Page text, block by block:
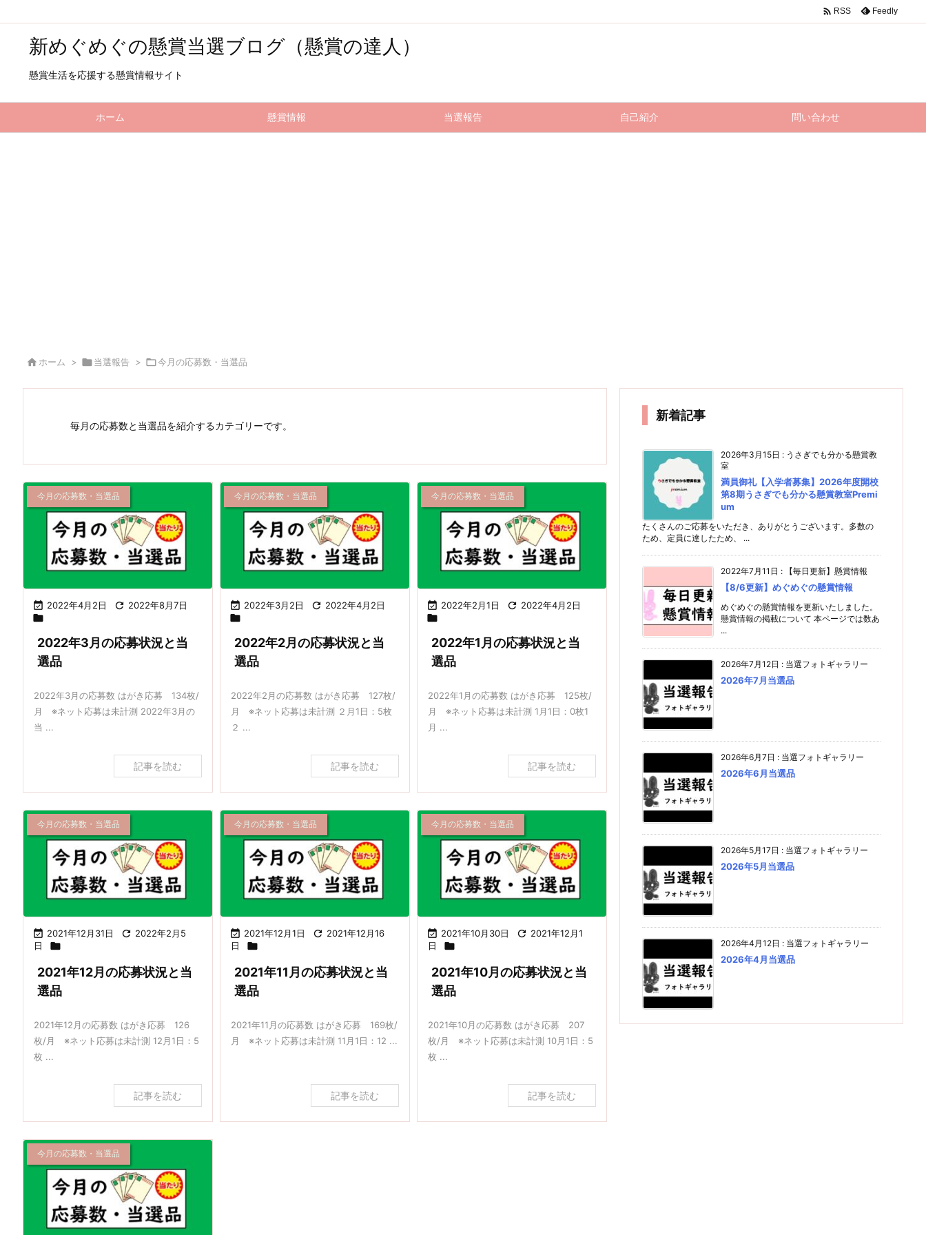
新めぐめぐの懸賞当選ブログ（懸賞の達人）
懸賞生活を応援する懸賞情報サイト
ホーム 懸賞情報 当選報告 自己紹介 問い合わせ
 RSS Feedly
 ホーム > 当選報告 > 今月の応募数・当選品
毎月の応募数と当選品を紹介するカテゴリーです。
 2022年4月2日  2022年8月7日

今月の応募数・当選品
2022年3月の応募状況と当
選品
2022年3月の応募数 はがき応募 134枚/
月 ※ネット応募は未計測 2022年3月の
当 ...
記事を読む
 2022年3月2日  2022年4月2日

今月の応募数・当選品
2022年2月の応募状況と当
選品
2022年2月の応募数 はがき応募 127枚/
月 ※ネット応募は未計測 ２月1日：5枚
２ ...
記事を読む
 2022年2月1日  2022年4月2日

今月の応募数・当選品
2022年1月の応募状況と当
選品
2022年1月の応募数 はがき応募 125枚/
月 ※ネット応募は未計測 1月1日：0枚1
月 ...
記事を読む
 2021年12月31日  2022年2月5
日

今月の応募数・当選品
2021年12月の応募状況と当
選品
2021年12月の応募数 はがき応募 126
枚/月 ※ネット応募は未計測 12月1日：5
枚 ...
記事を読む
 2021年12月1日  2021年12月16
日

今月の応募数・当選品
2021年11月の応募状況と当
選品
2021年11月の応募数 はがき応募 169枚/
月 ※ネット応募は未計測 11月1日：12 ...
記事を読む
 2021年10月30日  2021年12月1
日

今月の応募数・当選品
2021年10月の応募状況と当
選品
2021年10月の応募数 はがき応募 207
枚/月 ※ネット応募は未計測 10月1日：5
枚 ...
記事を読む
今月の応募数・当選品
新着記事
2026年3月15日 : うさぎでも分かる懸賞教
室
満員御礼【入学者募集】2026年度開校
第8期うさぎでも分かる懸賞教室Premi
um
たくさんのご応募をいただき、ありがとうございます。多数の
ため、定員に達したため、 ...
2022年7月11日 : 【毎日更新】懸賞情報
【8/6更新】めぐめぐの懸賞情報
めぐめぐの懸賞情報を更新いたしました。
懸賞情報の掲載について 本ページでは数あ
...
2026年7月12日 : 当選フォトギャラリー
2026年7月当選品
2026年6月7日 : 当選フォトギャラリー
2026年6月当選品
2026年5月17日 : 当選フォトギャラリー
2026年5月当選品
2026年4月12日 : 当選フォトギャラリー
2026年4月当選品